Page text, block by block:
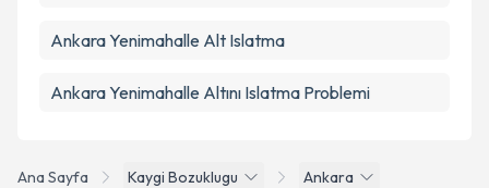
Ana Sayfa Kaygi Bozuklugu
Ankara
Ankara Yenimahalle Alt Islatma
Ankara Yenimahalle Altını Islatma Problemi